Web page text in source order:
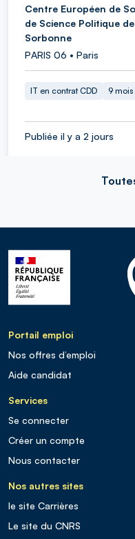
Centre Européen de
de Science Politique
Sorbonne
PARIS 06 • Paris
IT en contrat CDD 9 mois
Publiée il y a 2 jours
Portail emploi
Nos offres d’emploi
Aide candidat
Services
Se connecter
Créer un compte
Nous contacter
Nos autres sites
le site Carrières
Le site du CNRS